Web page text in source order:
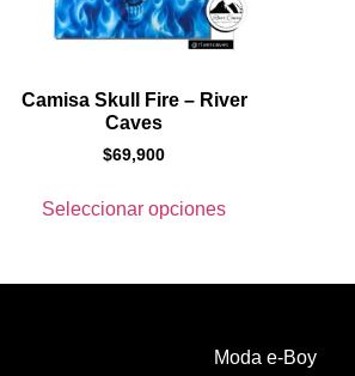
Camisa Skull Fire – River
Caves
$69,900
Seleccionar opciones
Moda e-Boy